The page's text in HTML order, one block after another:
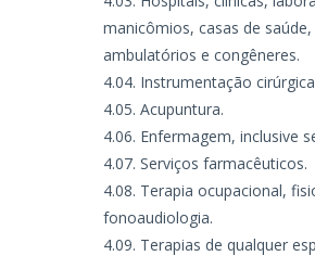
manicômios, casas de
ambulatórios e congêneres.
Instrumentação
Acupuntura.
Enfermagem, inclusive
Serviços farmacêuticos.
Terapia ocupacional,
fonoaudiologia.
Terapias de qualquer